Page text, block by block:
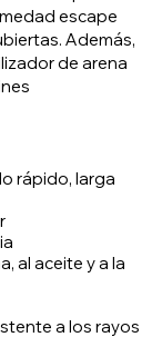
escape
Además,
de arena
rápido, larga
al aceite y a la
a los rayos